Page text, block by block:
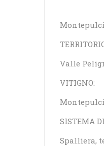
Valle
VITIGNO:
SISTEMA
Spalliera,